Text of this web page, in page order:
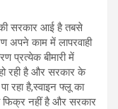
सरकार आई है तबसे
अपने काम में लापरवाही
प्रत्येक बीमारी में
रही है और सरकार के
रहा है,स्वाइन फ्लू का
फिक्र नहीं है और सरकार